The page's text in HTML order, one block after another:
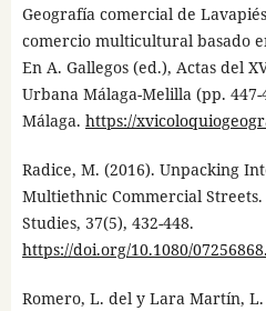
Geografía comercial de
comercio multicultural basado
En A. Gallegos (ed.), Actas del
Urbana Málaga-Melilla (pp.
Málaga. https://
Radice, M. (2016). Unpacking
Multiethnic Commercial
Studies, 37(5), 432-448.
https://doi.org/10.1080/
Romero, L. del y Lara Martín,